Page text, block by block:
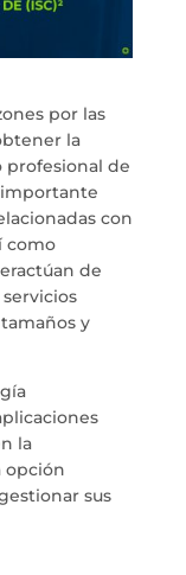
por las
la
profesional de
con
como
de
y
la
opción
sus